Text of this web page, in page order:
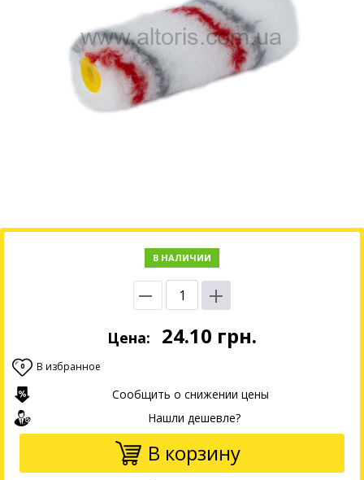
В НАЛИЧИИ
Цена: 24.10 грн.
0 В избранное
Сообщить о снижении цены
Нашли дешевле?
В корзину